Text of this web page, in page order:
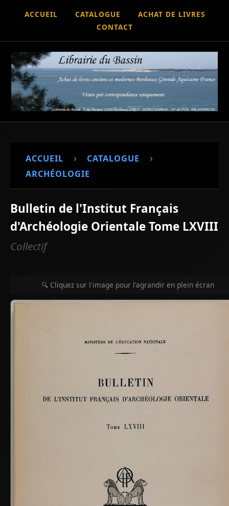
ACCUEIL CATALOGUE
ACHAT DE LIVRES
CONTACT
ACCUEIL › CATALOGUE ›
ARCHÉOLOGIE
Bulletin de l'Institut Français
d'Archéologie Orientale Tome LXVIII
Collectif
🔍 Cliquez sur l'image pour l'agrandir en plein écran